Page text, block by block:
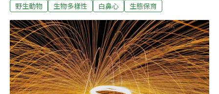
接近淺山的大安、文山、士林與北投地區。團隊也首次紀
寶寶，另一隻「鄰居阿姨」來幫忙，至寶寶長大後離家，
「阿姨」就離開。團隊稱，現有文獻中並無靈貓科動物共
同育幼社會行為的紀錄，台灣此例為世界首例。案例於今
年2月發表於國際期刊《Mammal Research》。城市中的
白鼻心 覓食覓到貓飼料、吐司、廚餘白鼻心是食肉目靈貓
科動物，屬夜行性，經常在樹上活動。近年亦被拍攝到在
野生動物 生物多樣性 白鼻心 生態保育